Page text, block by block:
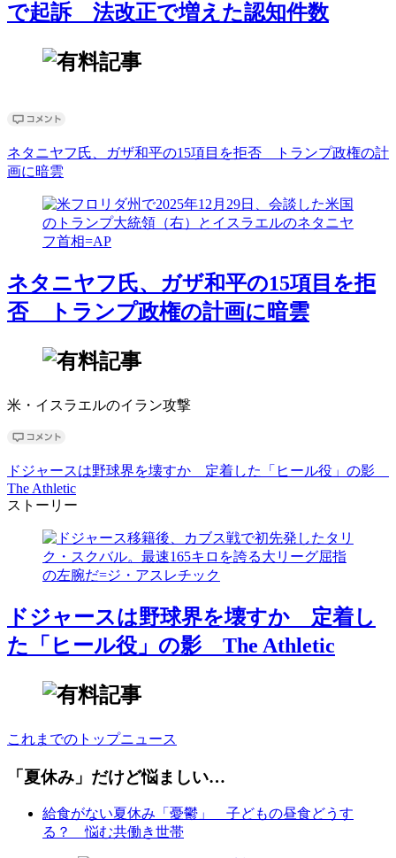
で起訴 法改正で増えた認知件数
ネタニヤフ氏、ガザ和平の15項目を拒否 トランプ政権の計
画に暗雲
ネタニヤフ氏、ガザ和平の15項目を拒
否 トランプ政権の計画に暗雲
米・イスラエルのイラン攻撃
ドジャースは野球界を壊すか 定着した「ヒール役」の影
The Athletic
ストーリー
ドジャースは野球界を壊すか 定着し
た「ヒール役」の影 The Athletic
これまでのトップニュース
「夏休み」だけど悩ましい…
給食がない夏休み「憂鬱」 子どもの昼食どうす
る？ 悩む共働き世帯